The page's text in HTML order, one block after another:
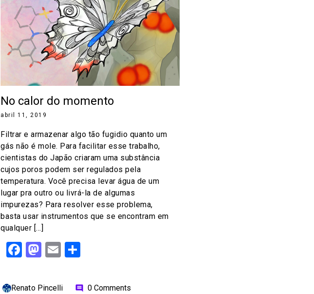
No calor do momento
abril 11, 2019
Filtrar e armazenar algo tão fugidio quanto um
gás não é mole. Para facilitar esse trabalho,
cientistas do Japão criaram uma substância
cujos poros podem ser regulados pela
temperatura. Você precisa levar água de um
lugar pra outro ou livrá-la de algumas
impurezas? Para resolver esse problema,
basta usar instrumentos que se encontram em
qualquer […]
Facebook
Mastodon
Email
Renato Pincelli comment 0 Comments